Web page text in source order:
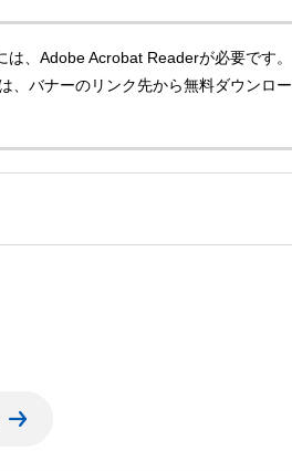
、Adobe Acrobat Readerが必要です。
、バナーのリンク先から無料ダウンロー